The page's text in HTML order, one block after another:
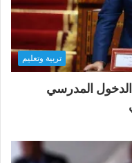
تربية وتعليم
الدخول المدرسي